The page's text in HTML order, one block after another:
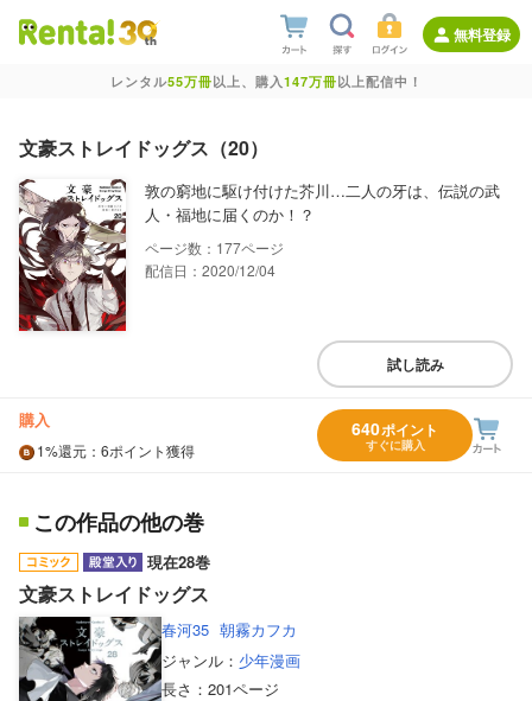
無料登録
レンタル55万冊以上、購入147万冊以上配信中！
文豪ストレイドッグス（20）
敦の窮地に駆け付けた芥川…二人の牙は、伝説の武
人・福地に届くのか！？
177
配信日：2020/12/04
試し読み
購入
1%還元 ：6ポイント獲得
640ポイント
すぐに購入
この作品の他の巻
現在28巻
文豪ストレイドッグス
春河35 朝霧カフカ
ジャンル： 少年漫画
長さ： 201ページ